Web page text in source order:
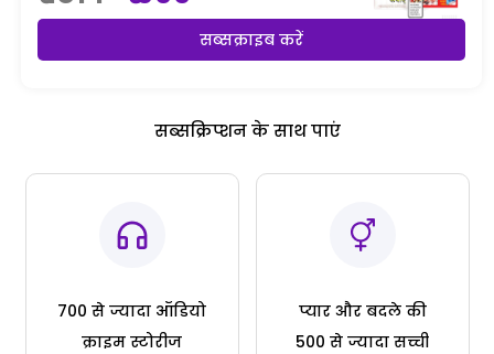
सब्सक्राइब करें
सब्सक्रिप्शन के साथ पाएं
700 से ज्यादा ऑडियो
क्राइम स्टोरीज
प्यार और बदले की
500 से ज्यादा सच्ची